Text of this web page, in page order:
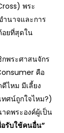
พระ
ำนาจและการ
อยที่สุดใน
พระศาสนจักร
คือ
ไหม มีเลี้ยง
ศน์ถูกใจไหม?)
ดพระองค์ผู้เป็น
รับใช้คนอื่น”